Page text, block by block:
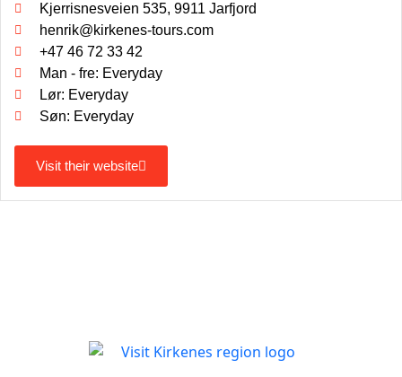
Kjerrisnesveien 535, 9911 Jarfjord
henrik@kirkenes-tours.com
+47 46 72 33 42
Man - fre: Everyday
Lør: Everyday
Søn: Everyday
Visit their website